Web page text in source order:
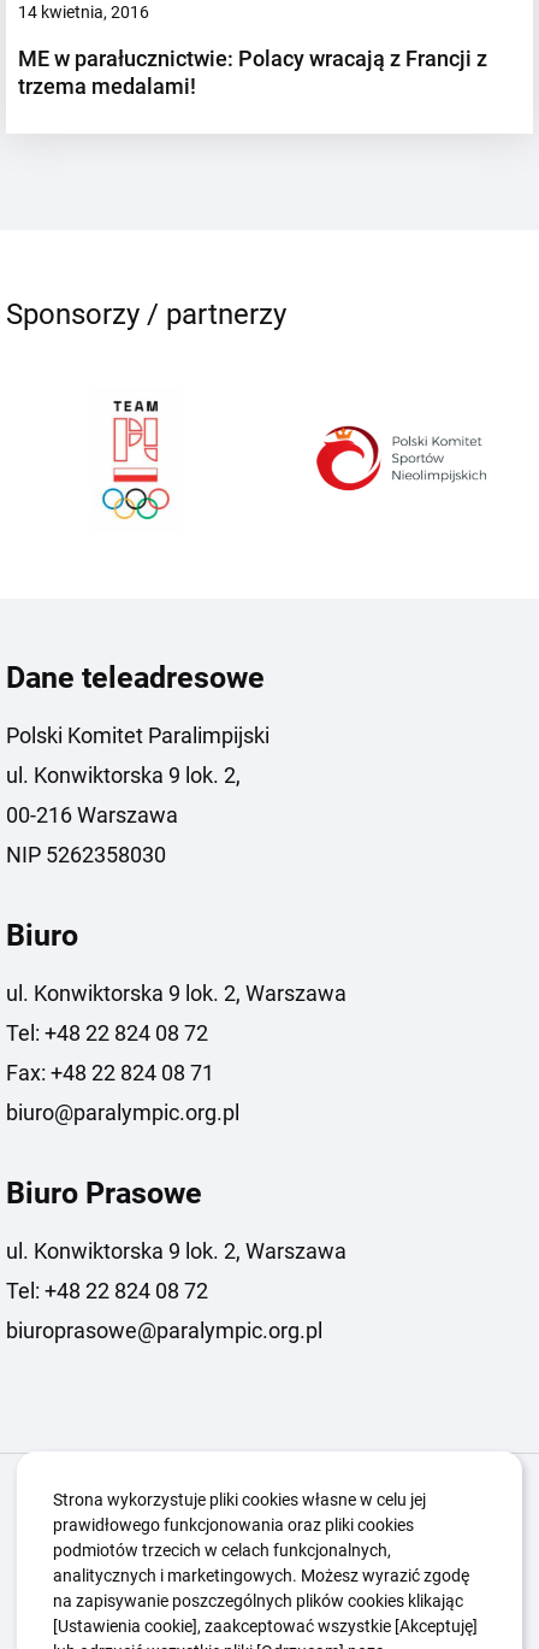
14 kwietnia, 2016
ME w parałucznictwie: Polacy wracają z Francji z
trzema medalami!
Sponsorzy / partnerzy
Dane teleadresowe
Polski Komitet Paralimpijski
ul. Konwiktorska 9 lok. 2,
00-216 Warszawa
NIP 5262358030
Biuro
ul. Konwiktorska 9 lok. 2, Warszawa
Tel: +48 22 824 08 72
Fax: +48 22 824 08 71
biuro@paralympic.org.pl
Biuro Prasowe
ul. Konwiktorska 9 lok. 2, Warszawa
Tel: +48 22 824 08 72
biuroprasowe@paralympic.org.pl
Igrzyska Paralimpijskie O nas
Kwalifikacje ZSK
Kluby Aktualności
Edukacja
Guttmanny Kontakt
Strona wykorzystuje pliki cookies własne w celu jej
prawidłowego funkcjonowania oraz pliki cookies
podmiotów trzecich w celach funkcjonalnych,
analitycznych i marketingowych. Możesz wyrazić zgodę
na zapisywanie poszczególnych plików cookies klikając
[Ustawienia cookie], zaakceptować wszystkie [Akceptuję]